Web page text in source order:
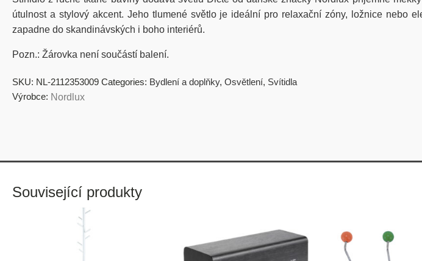
útulnost a stylový akcent. Jeho tlumené světlo je ideální pro relaxační zóny, ložnice nebo
zapadne do skandinávských i boho interiérů.
Pozn.: Žárovka není součástí balení.
SKU: NL-2112353009 Categories: Bydlení a doplňky, Osvětlení, Svítidla
Výrobce: Nordlux
Související produkty